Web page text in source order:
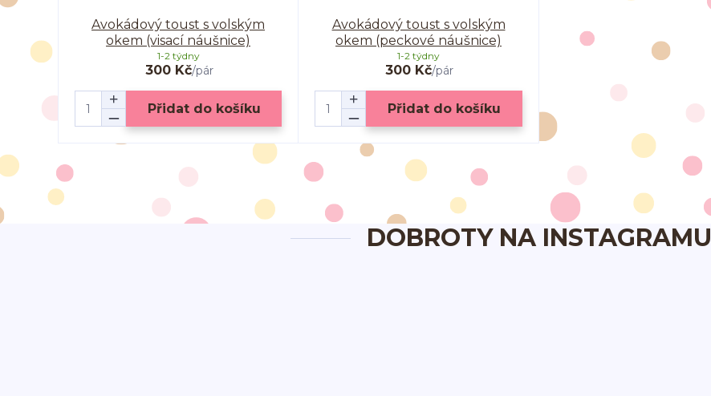
Avokádový toust s volským
okem (visací náušnice)
300 Kč/pár
1-2 týdny
Přidat do košíku
Avokádový toust s volským
okem (peckové náušnice)
300 Kč/pár
1-2 týdny
Přidat do košíku
DOBROTY NA INSTAGRAMU